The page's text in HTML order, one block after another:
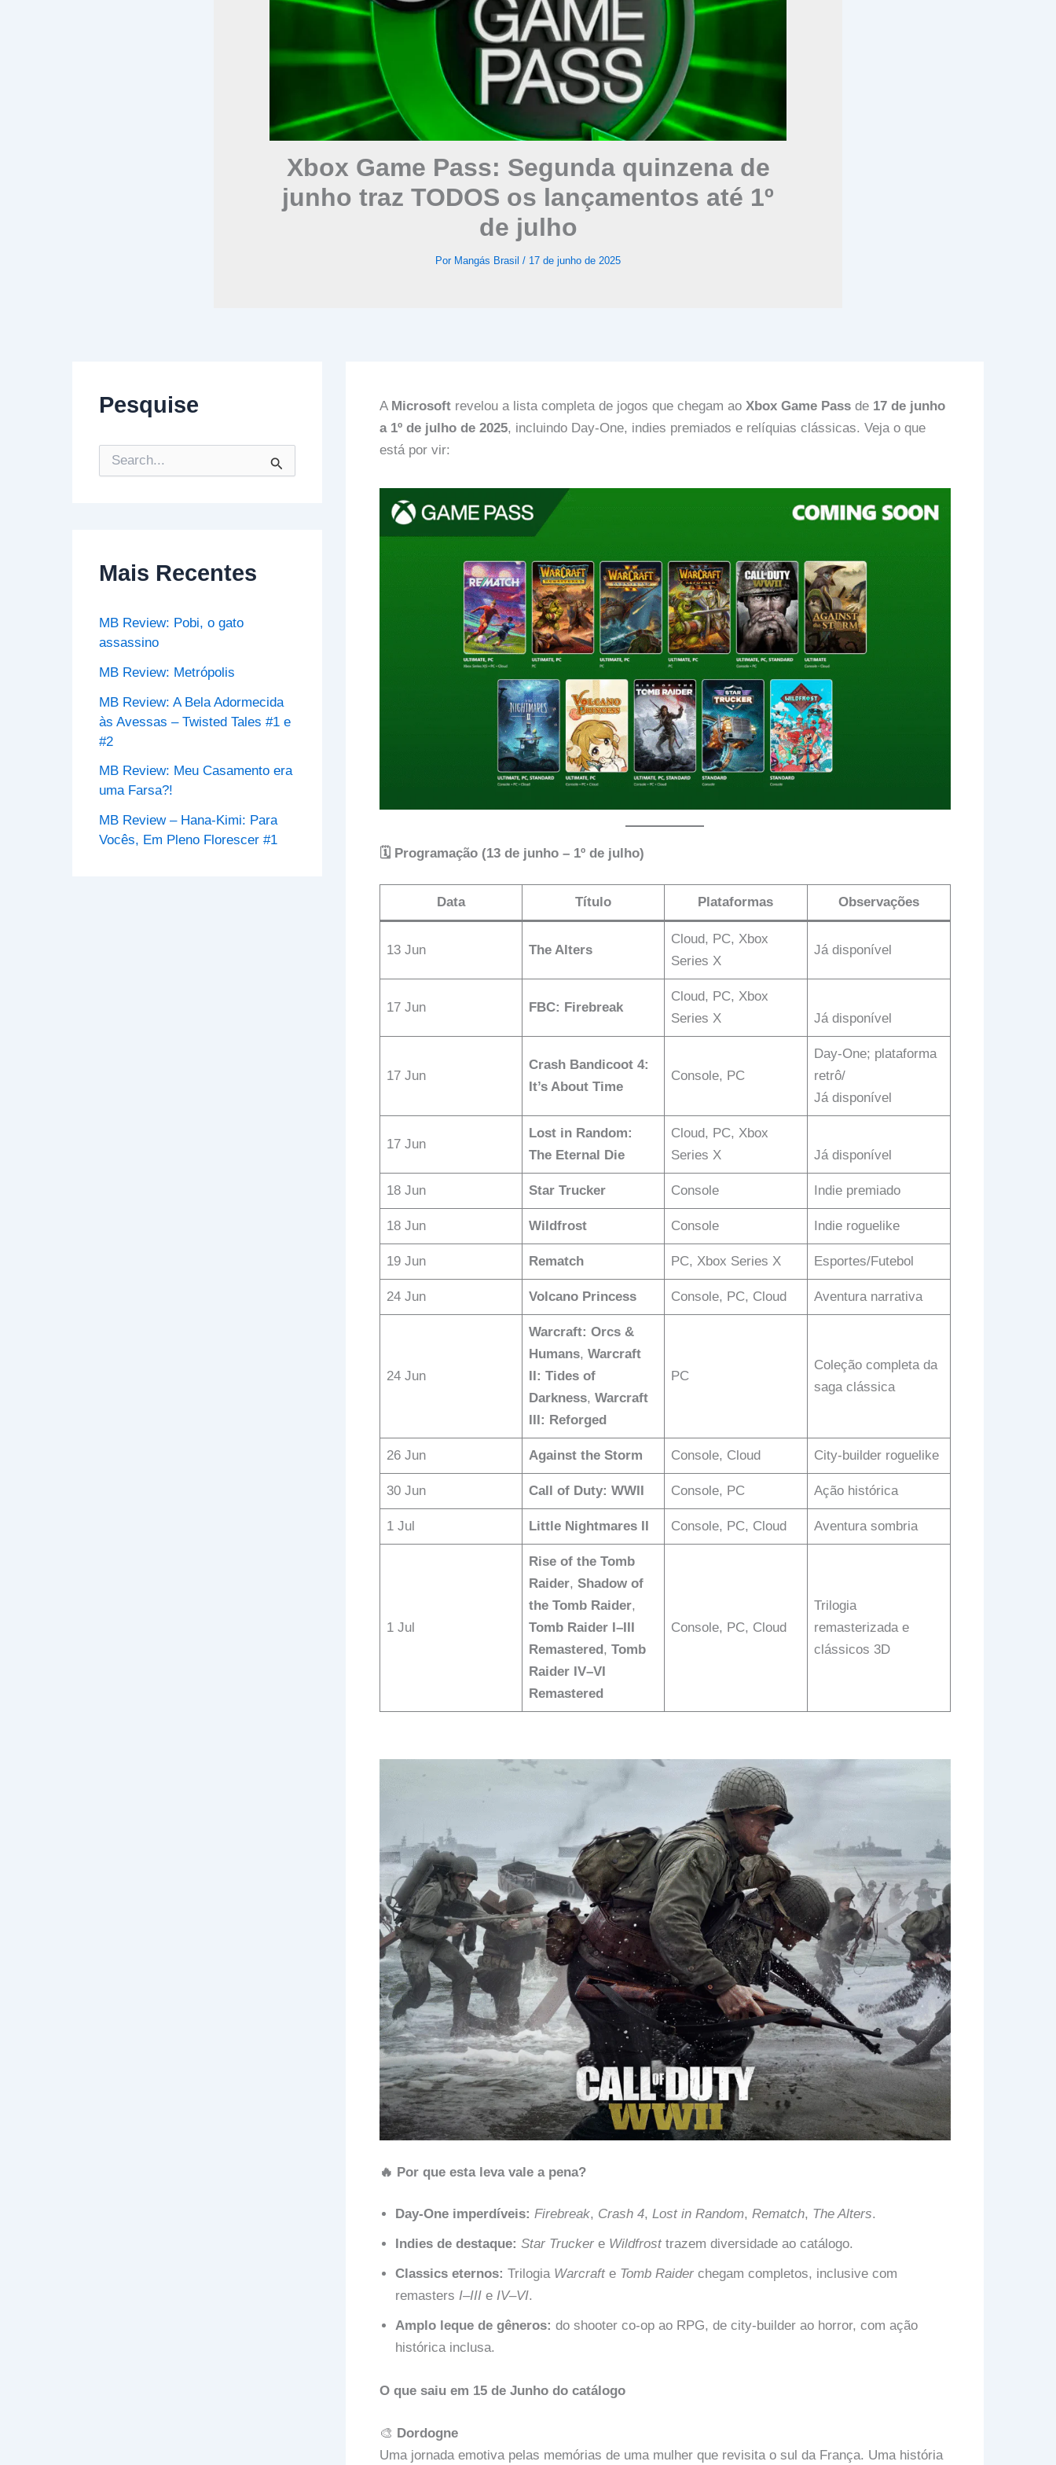
Xbox Game Pass: Segunda quinzena de
junho traz TODOS os lançamentos até 1º
de julho
Por Mangás Brasil / 17 de junho de 2025
Pesquise
e
a
o
:
Mais Recentes
MB Review: Pobi, o gato
assassino
MB Review: Metrópolis
MB Review: A Bela Adormecida
às Avessas – Twisted Tales #1 e
#2
MB Review: Meu Casamento era
uma Farsa?!
MB Review – Hana-Kimi: Para
Vocês, Em Pleno Florescer #1
A Microsoftrevelou a lista completa de jogos que chegam ao Xbox Game Passde 17 de junho
a 1º de julho de 2025, incluindo Day‑One, indies premiados e relíquias clássicas. Veja o que
está por vir:
🗓️ Programação (13 de junho – 1º de julho)
Data Título Plataformas Observações
13 Jun The Alters
Cloud, PC, Xbox
Series X
Já disponível
17 Jun FBC: Firebreak
Cloud, PC, Xbox
Series X
Já disponível
17 Jun
Crash Bandicoot 4:
It’s About Time
Console, PC
Day‑One; plataforma
retrô/
Já disponível
17 Jun
Lost in Random:
The Eternal Die
Cloud, PC, Xbox
Series X
Já disponível
18 Jun Star Trucker Console Indie premiado
18 Jun Wildfrost Console Indie roguelike
19 Jun Rematch PC, Xbox Series X Esportes/Futebol
24 Jun Volcano Princess Console, PC, Cloud Aventura narrativa
24 Jun
Warcraft: Orcs &
Humans, Warcraft
II: Tides of
Darkness, Warcraft
III: Reforged
PC
Coleção completa da
saga clássica
26 Jun Against the Storm Console, Cloud City-builder roguelike
30 Jun Call of Duty: WWII Console, PC Ação histórica
1 Jul Little Nightmares II Console, PC, Cloud Aventura sombria
1 Jul
Rise of the Tomb
Raider, Shadow of
the Tomb Raider,
Tomb Raider I–III
Remastered , Tomb
Raider IV–VI
Remastered
Console, PC, Cloud
Trilogia
remasterizada e
clássicos 3D
🔥 Por que esta leva vale a pena?
Day‑One imperdíveis: Firebreak, Crash 4, Lost in Random, Rematch, The Alters.
Indies de destaque: Star Truckere Wildfrosttrazem diversidade ao catálogo.
Classics eternos: Trilogia Warcrafte Tomb Raiderchegam completos, inclusive com
remasters I–IIIe IV–VI.
Amplo leque de gêneros: do shooter co-op ao RPG, de city-builder ao horror, com ação
histórica inclusa.
O que saiu em 15 de Junho do catálogo
🎨 Dordogne
Uma jornada emotiva pelas memórias de uma mulher que revisita o sul da França. Uma história